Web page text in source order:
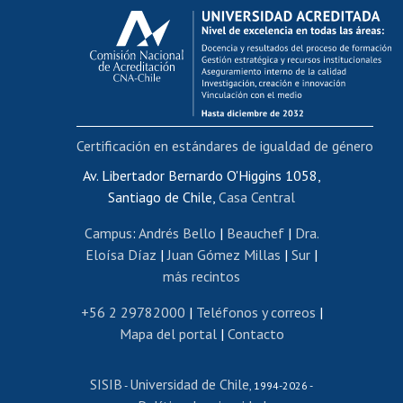
Calificación académica
Postulación al AUCAI
Funcionarias/os
Cursos internos de capacitación
Bienestar del personal
Portal de movilidad interna
Certificado de renta
Certificado de renta honorarios
Editar páginas blancas
Extranjeras/os
Revalidación y reconocimiento de títulos
Postulación al Programa de Movilidad Estudiantil
Cursos de español
Av. Libertador Bernardo O'Higgins 1058,
Santiago de Chile, Casa Central
Campus: Andrés Bello | Beauchef| Dra.
Eloísa Díaz |Juan Gómez Millas | Sur |
más recintos
+56 2 29782000 | Teléfonos y correos |
Mapa del portal| Contacto
SISIB - Universidad de Chile, 1994-2026 -
Certificación en estándares de igualdad de género